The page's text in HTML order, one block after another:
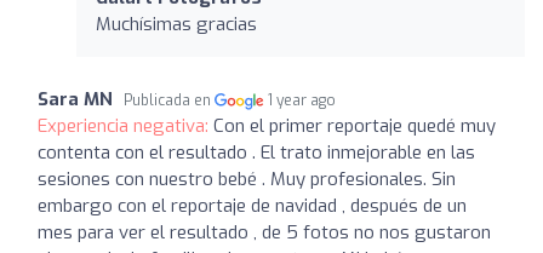
Muchísimas gracias
Sara MN Publicada en 1 year ago
Experiencia negativa: Con el primer reportaje quedé muy
contenta con el resultado . El trato inmejorable en las
sesiones con nuestro bebé . Muy profesionales. Sin
embargo con el reportaje de navidad , después de un
mes para ver el resultado , de 5 fotos no nos gustaron